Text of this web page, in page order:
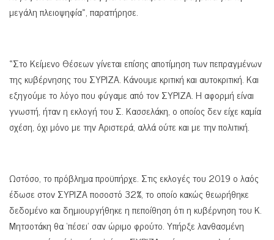
μεγάλη πλειοψηφία», παρατήρησε.
«Στο Κείμενο Θέσεων γίνεται επίσης αποτίμηση των πεπραγμένων
της κυβέρνησης του ΣΥΡΙΖΑ. Κάνουμε κριτική και αυτοκριτική. Και
εξηγούμε το λόγο που φύγαμε από τον ΣΥΡΙΖΑ. Η αφορμή είναι
γνωστή, ήταν η εκλογή του Σ. Κασσελάκη, ο οποίος δεν είχε καμία
σχέση, όχι μόνο με την Αριστερά, αλλά ούτε και με την πολιτική.
Ωστόσο, το πρόβλημα προϋπήρχε. Στις εκλογές του 2019 ο λαός
έδωσε στον ΣΥΡΙΖΑ ποσοστό 32%, το οποίο κακώς θεωρήθηκε
δεδομένο και δημιουργήθηκε η πεποίθηση ότι η κυβέρνηση του Κ.
Μητσοτάκη θα ‘πέσει’ σαν ώριμο φρούτο. Υπήρξε λανθασμένη